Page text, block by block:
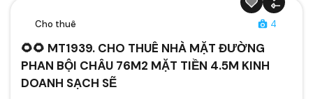
Cho thuê 4
🌻🌻 MT1939. CHO THUÊ NHÀ MẶT ĐƯỜNG
PHAN BỘI CHÂU 76M2 MẶT TIỀN 4.5M KINH
DOANH SẠCH SẼ